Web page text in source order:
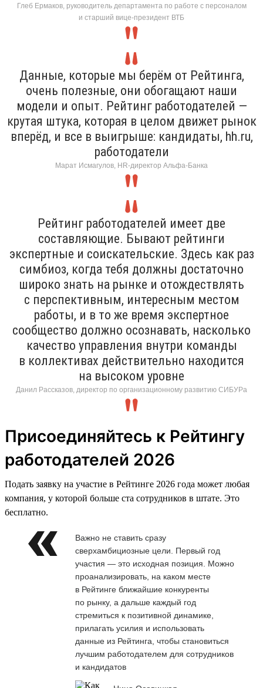
Глеб Ермаков, руководитель департамента по работе с персоналом
и старший вице-президент ВТБ
Данные, которые мы берём от Рейтинга,
очень полезные, они обогащают наши
модели и опыт. Рейтинг работодателей —
крутая штука, которая в целом движет рынок
вперёд, и все в выигрыше: кандидаты, hh.ru,
работодатели
Марат Исмагулов, HR-директор Альфа-Банка
Рейтинг работодателей имеет две
составляющие. Бывают рейтинги
экспертные и соискательские. Здесь как раз
симбиоз, когда тебя должны достаточно
широко знать на рынке и отождествлять
с перспективным, интересным местом
работы, и в то же время экспертное
сообщество должно осознавать, насколько
качество управления внутри команды
в коллективах действительно находится
на высоком уровне
Данил Рассказов, директор по организационному развитию СИБУРа
Присоединяйтесь к Рейтингу
работодателей 2026
Подать заявку на участие в Рейтинге 2026 года может любая
компания, у которой больше ста сотрудников в штате. Это
бесплатно.
Важно не ставить сразу
сверхамбициозные цели. Первый год
участия — это исходная позиция. Можно
проанализировать, на каком месте
в Рейтинге ближайшие конкуренты
по рынку, а дальше каждый год
стремиться к позитивной динамике,
прилагать усилия и использовать
данные из Рейтинга, чтобы становиться
лучшим работодателем для сотрудников
и кандидатов